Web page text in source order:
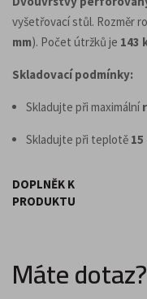
vyšetřovací stůl. Rozměr
mm). Počet útržků je 143
Skladovací podmínky:
Skladujte při maximální
Skladujte při teplotě 15
DOPLNĚK K
PRODUKTU
Máte dotaz?